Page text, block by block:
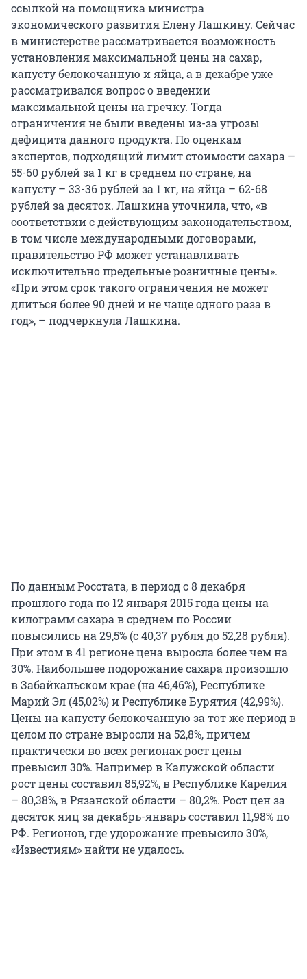
ссылкой на помощника министра
экономического развития Елену Лашкину. Сейчас
в министерстве рассматривается возможность
установления максимальной цены на сахар,
капусту белокочанную и яйца, а в декабре уже
рассматривался вопрос о введении
максимальной цены на гречку. Тогда
ограничения не были введены из-за угрозы
дефицита данного продукта. По оценкам
экспертов, подходящий лимит стоимости сахара –
55-60 рублей за 1 кг в среднем по стране, на
капусту – 33-36 рублей за 1 кг, на яйца – 62-68
рублей за десяток. Лашкина уточнила, что, «в
соответствии с действующим законодательством,
в том числе международными договорами,
правительство РФ может устанавливать
исключительно предельные розничные цены».
«При этом срок такого ограничения не может
длиться более 90 дней и не чаще одного раза в
год», – подчеркнула Лашкина.
По данным Росстата, в период с 8 декабря
прошлого года по 12 января 2015 года цены на
килограмм сахара в среднем по России
повысились на 29,5% (с 40,37 рубля до 52,28 рубля).
При этом в 41 регионе цена выросла более чем на
30%. Наибольшее подорожание сахара произошло
в Забайкальском крае (на 46,46%), Республике
Марий Эл (45,02%) и Республике Бурятия (42,99%).
Цены на капусту белокочанную за тот же период в
целом по стране выросли на 52,8%, причем
практически во всех регионах рост цены
превысил 30%. Например в Калужской области
рост цены составил 85,92%, в Республике Карелия
– 80,38%, в Рязанской области – 80,2%. Рост цен за
десяток яиц за декабрь-январь составил 11,98% по
РФ. Регионов, где удорожание превысило 30%,
«Известиям» найти не удалось.